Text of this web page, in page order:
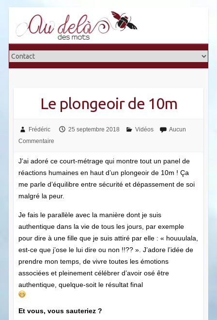
content
Le plongeoir de 10m
Frédéric 25 septembre 2018 Vidéos
Aucun
Commentaire
J’ai adoré ce court-métrage qui montre tout un panel de
réactions humaines en haut d’un plongeoir de 10m ! Ça
me parle d’équilibre entre sécurité et dépassement de soi
malgré la peur.
Je fais le parallèle avec la manière dont je suis
authentique dans la vie de tous les jours, par exemple
pour dire à une fille que je suis attiré par elle : « houuulala,
est-ce que j’ose le lui dire ou non !!?? ». J’adore l’idée de
prendre mon temps, de vivre toutes les émotions
associées et pleinement célébrer d’avoir osé être
authentique, quelque-soit le résultat final
Et vous, vous sauteriez ?